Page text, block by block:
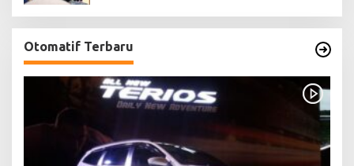
Otomatif Terbaru